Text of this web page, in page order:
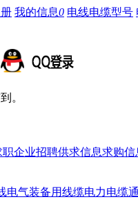
我的信息0 电线电缆型号
。
职企业招聘供求信息求购信
电气装备用线缆电力电缆